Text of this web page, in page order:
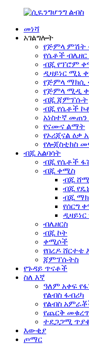
መነሻ
አገልግሎት
የጅምላ ምሽት
የሴቶች ብሌዘር
ብጁ የፕሮም
ዲዛይነር ሚኒ
የጅምላ ማክሲ
የጅምላ ሚዲ
ብጁ ጃምፕሱት
ብጁ የሴቶች
አነስተኛ
የናሙና ልማት
የኦሪጂናል
የሎጂስቲክስ
ብጁ አልባሳት
ብጁ የሴቶች
ብጁ ቀሚስ
ብጁ
ብጁ
ብጁ
የሰርግ
ብሌዘርስ
ብጁ ኮት
ቀሚሶች
የበረዶ ሸርተቴ
ጃምፕሱትስ
የጉዳይ ጥናቶች
ስለ እኛ
ዓለም አቀፍ
የልብስ ፋብሪካ
የልብስ
የጨርቅ
ተደጋጋሚ
እውቂያ
ጦማር